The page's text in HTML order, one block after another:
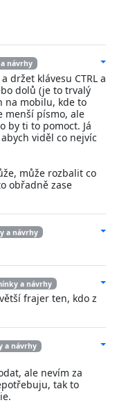
návrhy
držet klávesu CTRL a
dolů (je to trvalý
na mobilu, kde to
menší písmo, ale
by ti to pomoct. Já
viděl co nejvíc
může rozbalit co
obřadně zase
a návrhy
a návrhy
frajer ten, kdo z
a návrhy
ale nevím za
tak to